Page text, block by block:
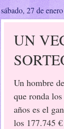
sábado, 27 de
UN
Un hombre
que ronda
años es el
los 177.745